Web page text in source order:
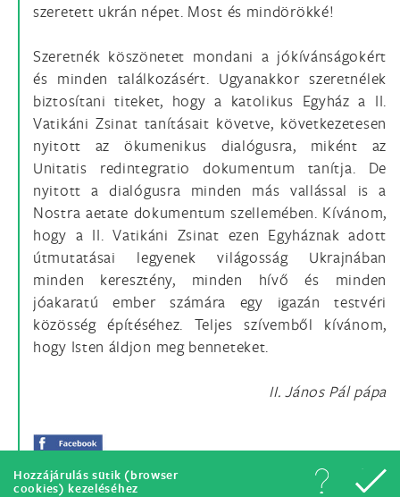
Hozzájárulás sütik (browser
cookies) kezeléséhez
szeretett ukrán népet. Most és mindörökké!
Szeretnék köszönetet mondani a jókívánságokért
és minden találkozásért. Ugyanakkor szeretnélek
biztosítani titeket, hogy a katolikus Egyház a II.
Vatikáni Zsinat tanításait követve, következetesen
nyitott az ökumenikus dialógusra, miként az
Unitatis redintegratio dokumentum tanítja. De
nyitott a dialógusra minden más vallással is a
Nostra aetate dokumentum szellemében. Kívánom,
hogy a II. Vatikáni Zsinat ezen Egyháznak adott
útmutatásai legyenek világosság Ukrajnában
minden keresztény, minden hívő és minden
jóakaratú ember számára egy igazán testvéri
közösség építéséhez. Teljes szívemből kívánom,
hogy Isten áldjon meg benneteket.
II. János Pál pápa